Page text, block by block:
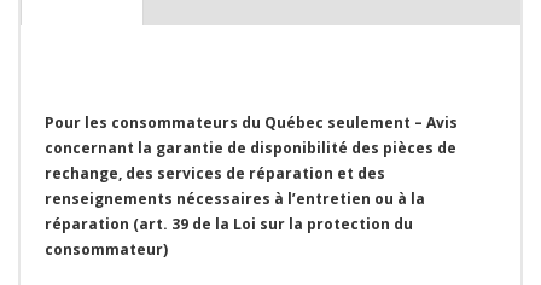
Pour les consommateurs du Québec seulement – Avis
concernant la garantie de disponibilité des pièces de
rechange, des services de réparation et des
renseignements nécessaires à l’entretien ou à la
réparation (art. 39 de la Loi sur la protection du
consommateur)